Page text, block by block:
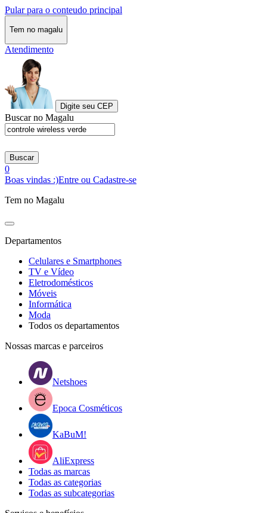
Pular para o conteudo principal
Tem no magalu
Atendimento
Digite seu CEP
Buscar no Magalu
Buscar
0
Boas vindas :)Entre ou Cadastre-se
Tem no Magalu
Departamentos
Celulares e Smartphones
TV e Vídeo
Eletrodomésticos
Móveis
Informática
Moda
Todos os departamentos
Nossas marcas e parceiros
Netshoes
Epoca Cosméticos
KaBuM!
AliExpress
Todas as marcas
Todas as categorias
Todas as subcategorias